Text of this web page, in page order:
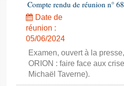
Compte rendu de réunion n°
Date de
réunion :
05/06/2024
Examen, ouvert à la
ORION : faire face aux
Michaël Taverne).